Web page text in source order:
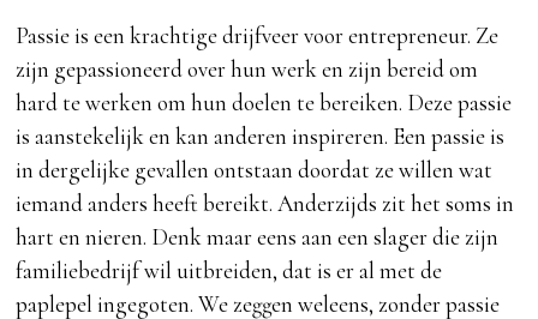
Passie is een krachtige drijfveer voor entrepreneur. Ze
zijn gepassioneerd over hun werk en zijn bereid om
hard te werken om hun doelen te bereiken. Deze passie
is aanstekelijk en kan anderen inspireren. Een passie is
in dergelijke gevallen ontstaan doordat ze willen wat
iemand anders heeft bereikt. Anderzijds zit het soms in
hart en nieren. Denk maar eens aan een slager die zijn
familiebedrijf wil uitbreiden, dat is er al met de
paplepel ingegoten. We zeggen weleens, zonder passie